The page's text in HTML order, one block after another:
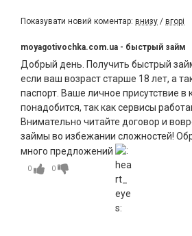
Показувати новий коментар: внизу / вгорі
moyagotivochka.com.ua - быстрый займ
Добрый день. Получить быстрый
если ваш возраст старше 18 лет, а
паспорт. Ваше личное присутствие в
понадобится, так как сервисы
Внимательно читайте договор и
займы во избежании сложностей!
много предложений
0 0